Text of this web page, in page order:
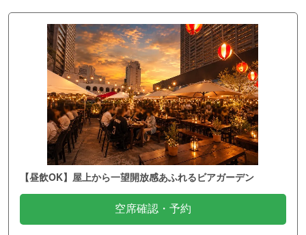
【昼飲OK】屋上から一望開放感あふれるビアガーデン
空席確認・予約